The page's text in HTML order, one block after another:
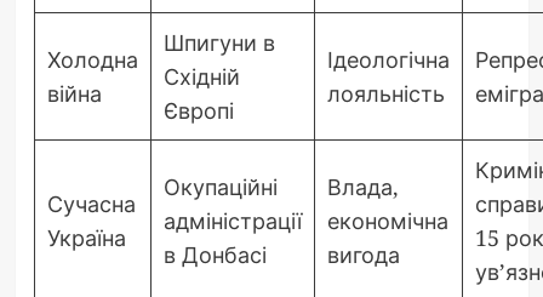
Холодна
війна
Шпигуни в
Східній
Європі
Ідеологічна
лояльність
Сучасна
Україна
Окупаційні
адміністрації
в Донбасі
Влада,
економічна
вигода
15